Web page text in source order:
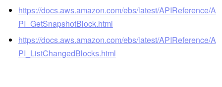
https://docs.aws.amazon.com/ebs/latest/APIReference/A
PI_GetSnapshotBlock.html
https://docs.aws.amazon.com/ebs/latest/APIReference/A
PI_ListChangedBlocks.html